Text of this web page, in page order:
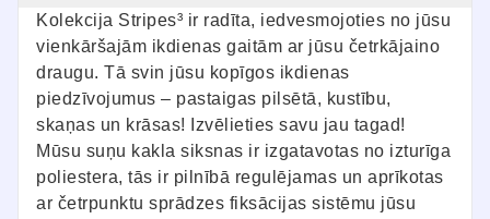
Kolekcija Stripes³ ir radīta, iedvesmojoties no jūsu
vienkāršajām ikdienas gaitām ar jūsu četrkājaino
draugu. Tā svin jūsu kopīgos ikdienas
piedzīvojumus – pastaigas pilsētā, kustību,
skaņas un krāsas! Izvēlieties savu jau tagad!
Mūsu suņu kakla siksnas ir izgatavotas no izturīga
poliestera, tās ir pilnībā regulējamas un aprīkotas
ar četrpunktu sprādzes fiksācijas sistēmu jūsu